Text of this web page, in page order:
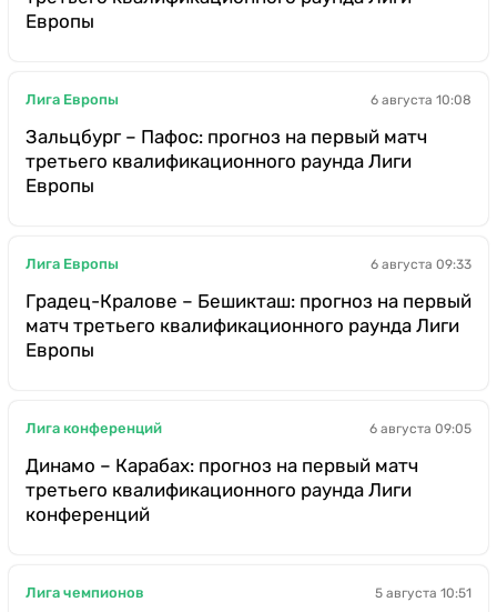
Европы
Лига Европы 6 августа 10:08
Зальцбург – Пафос: прогноз на первый матч
третьего квалификационного раунда Лиги
Европы
Лига Европы 6 августа 09:33
Градец-Кралове – Бешикташ: прогноз на первый
матч третьего квалификационного раунда Лиги
Европы
Лига конференций 6 августа 09:05
Динамо – Карабах: прогноз на первый матч
третьего квалификационного раунда Лиги
конференций
Лига чемпионов 5 августа 10:51